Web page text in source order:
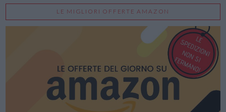
LE MIGLIORI OFFERTE AMAZON